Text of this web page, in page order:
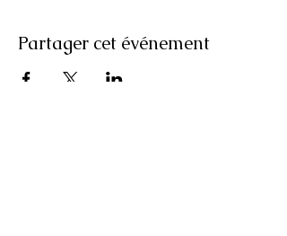
Partager cet événement